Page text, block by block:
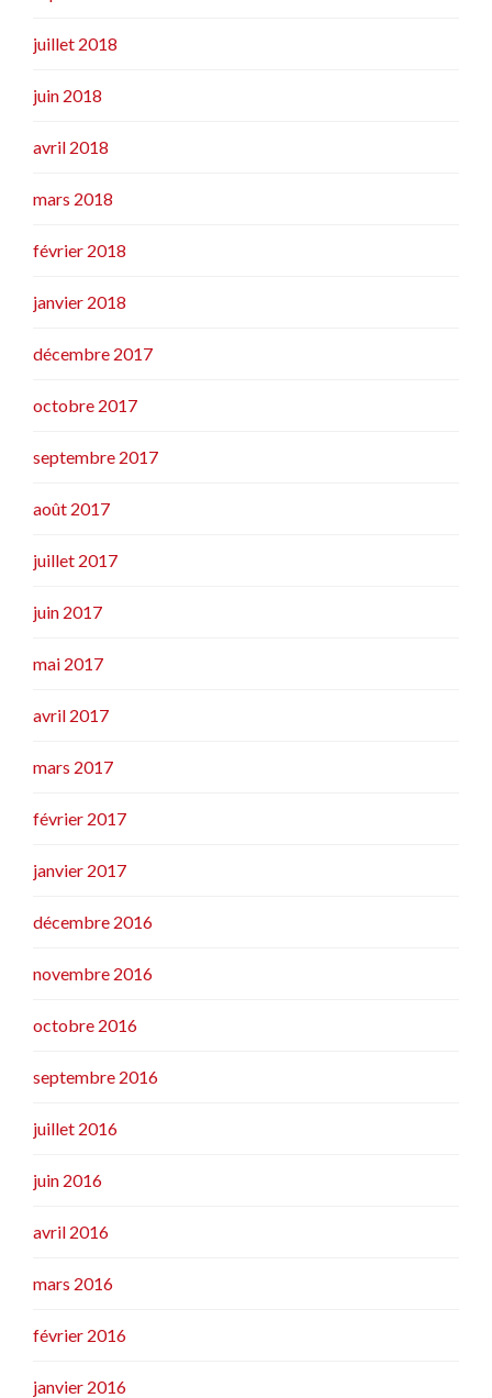
juillet 2018
juin 2018
avril 2018
mars 2018
février 2018
janvier 2018
décembre 2017
octobre 2017
septembre 2017
août 2017
juillet 2017
juin 2017
mai 2017
avril 2017
mars 2017
février 2017
janvier 2017
décembre 2016
novembre 2016
octobre 2016
septembre 2016
juillet 2016
juin 2016
avril 2016
mars 2016
février 2016
janvier 2016